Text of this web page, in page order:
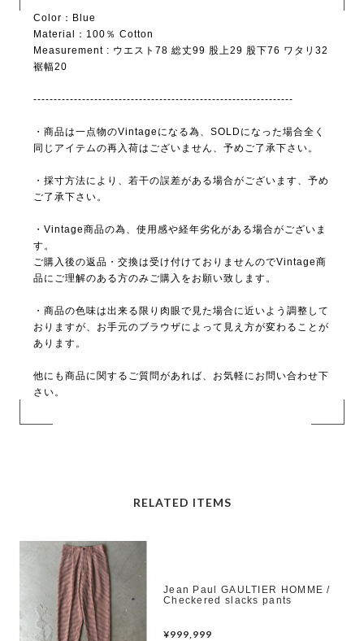
Color：Blue
Material：100％ Cotton
Measurement : ウエスト78 総丈99 股上29 股下76 ワタリ32
裾幅20
----------------------------------------------------------------
・商品は一点物のVintageになる為、SOLDになった場合全く
同じアイテムの再入荷はございません、予めご了承下さい。
・採寸方法により、若干の誤差がある場合がございます、予め
ご了承下さい。
・Vintage商品の為、使用感や経年劣化がある場合がございま
す。
ご購入後の返品・交換は受け付けておりませんのでVintage商
品にご理解のある方のみご購入をお願い致します。
・商品の色味は出来る限り肉眼で見た場合に近いよう調整して
おりますが、お手元のブラウザによって見え方が変わることが
あります。
他にも商品に関するご質問があれば、お気軽にお問い合わせ下
さい。
RELATED ITEMS
Jean Paul GAULTIER HOMME /
Checkered slacks pants
¥999,999